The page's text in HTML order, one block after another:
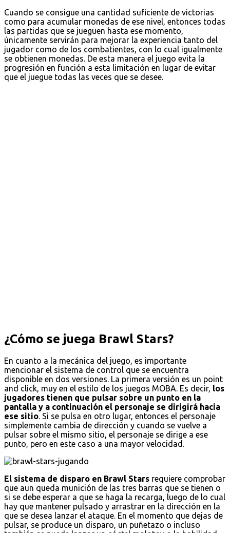
Cuando se consigue una cantidad suficiente de victorias
como para acumular monedas de ese nivel, entonces todas
las partidas que se jueguen hasta ese momento,
únicamente servirán para mejorar la experiencia tanto del
jugador como de los combatientes, con lo cual igualmente
se obtienen monedas. De esta manera el juego evita la
progresión en función a esta limitación en lugar de evitar
que el juegue todas las veces que se desee.
¿Cómo se juega Brawl Stars?
En cuanto a la mecánica del juego, es importante
mencionar el sistema de control que se encuentra
disponible en dos versiones. La primera versión es un point
and click, muy en el estilo de los juegos MOBA. Es decir, los
jugadores tienen que pulsar sobre un punto en la
pantalla y a continuación el personaje se dirigirá hacia
ese sitio. Si se pulsa en otro lugar, entonces el personaje
simplemente cambia de dirección y cuando se vuelve a
pulsar sobre el mismo sitio, el personaje se dirige a ese
punto, pero en este caso a una mayor velocidad.
El sistema de disparo en Brawl Stars requiere comprobar
que aun queda munición de las tres barras que se tienen o
si se debe esperar a que se haga la recarga, luego de lo cual
hay que mantener pulsado y arrastrar en la dirección en la
que se desea lanzar el ataque. En el momento que dejas de
pulsar, se produce un disparo, un puñetazo o incluso